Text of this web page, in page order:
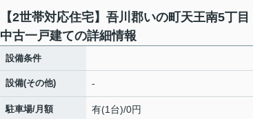
【2世帯対応住宅】吾川郡いの町天王南5丁
中古一戸建ての詳細情報
設備条件
設備(その他) -
駐車場/月額 有(1台)/0円